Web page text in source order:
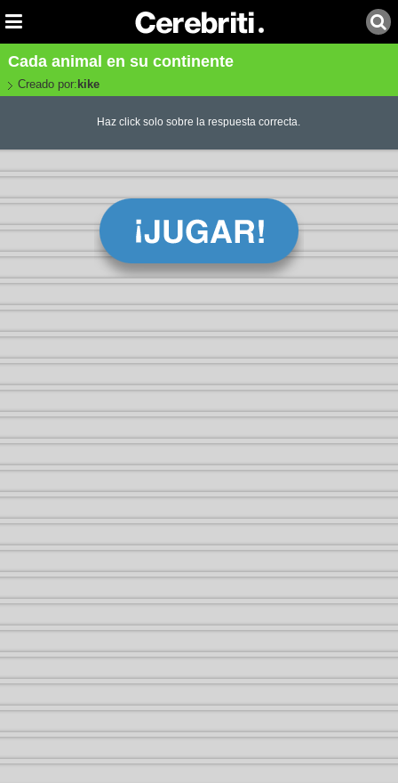
Cada animal en su continente
Creado por: kike
Haz click solo sobre la respuesta correcta.